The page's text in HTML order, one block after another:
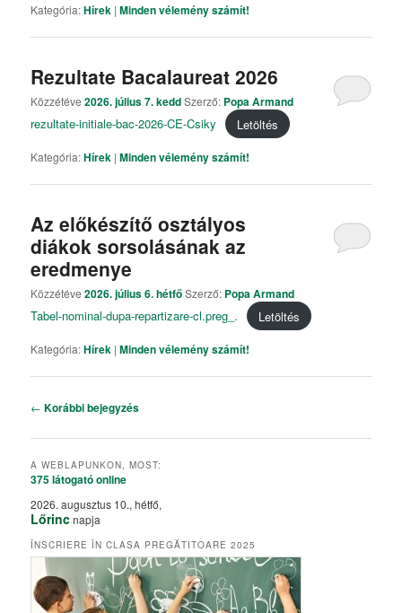
Kategória:Hírek |Minden vélemény számít!
Rezultate Bacalaureat 2026
Közzétéve2026. július 7. keddSzerző: Popa Armand
rezultate-initiale-bac-2026-CE-Csiky Letöltés
Kategória:Hírek |Minden vélemény számít!
Az előkészítő osztályos
diákok sorsolásának az
eredmenye
Közzétéve2026. július 6. hétfőSzerző: Popa Armand
Tabel-nominal-dupa-repartizare-cl.preg_. Letöltés
Kategória:Hírek |Minden vélemény számít!
Bejegyzés navigáció
← Korábbi bejegyzés
A WEBLAPUNKON, MOST:
375 látogatóonline
2026. augusztus 10., hétfő,
Lőrincnapja
ÎNSCRIERE ÎN CLASA PREGĂTITOARE 2025